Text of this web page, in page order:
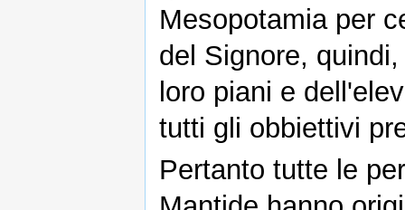
Mesopotamia per
del Signore,
loro piani e
tutti gli obbiettivi
Pertanto tutte le